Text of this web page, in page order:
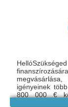
igényeinek
800 000 €
összegtől